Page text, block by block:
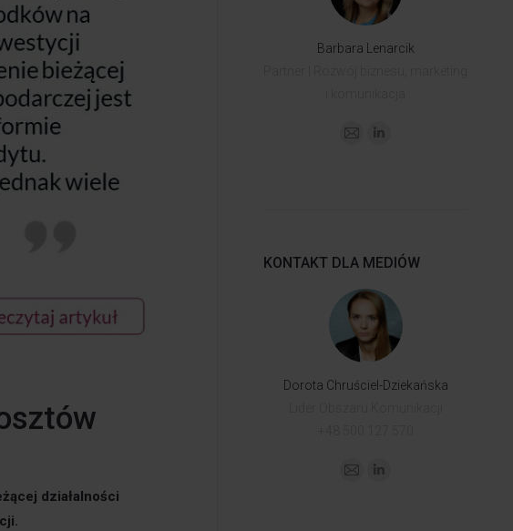
działalności
Barbara Lenarcik
KONTAKT DLA MEDIÓW
Dorota Chruściel-Dziekańska